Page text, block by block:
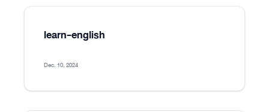
learn-english
Dec. 10, 2024